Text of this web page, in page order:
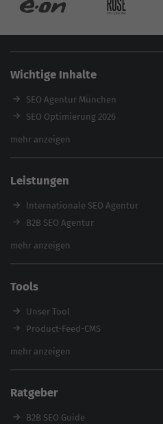
Wichtige Inhalte
SEO Agentur München
SEO Optimierung 2026
Backlink-Audit 2026
Referenzen
E-Books
Magazin
mehr anzeigen
Leistungen
Internationale SEO Agentur
B2B SEO Agentur
Inhouse SEO Agentur
Enterprise SEO Agentur
Workshops
mehr anzeigen
Tools
Unser Tool
Product-Feed-CMS
Website Analyse
Backlink-Check
Ladezeiten-Check
mehr anzeigen
Ratgeber
B2B SEO Guide